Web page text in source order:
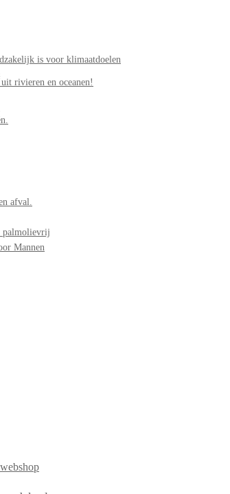
is voor klimaatdoelen
rivieren en oceanen!
afval.
palmolievrij
Mannen